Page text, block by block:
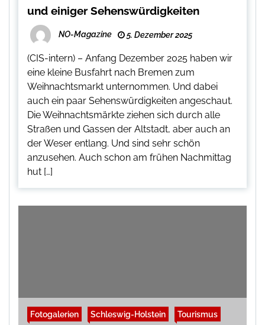
und einiger Sehenswürdigkeiten
NO-Magazine 5. Dezember 2025
(CIS-intern) – Anfang Dezember 2025 haben wir
eine kleine Busfahrt nach Bremen zum
Weihnachtsmarkt unternommen. Und dabei
auch ein paar Sehenswürdigkeiten angeschaut.
Die Weihnachtsmärkte ziehen sich durch alle
Straßen und Gassen der Altstadt, aber auch an
der Weser entlang. Und sind sehr schön
anzusehen. Auch schon am frühen Nachmittag
hut […]
Fotogalerien Schleswig-Holstein Tourismus